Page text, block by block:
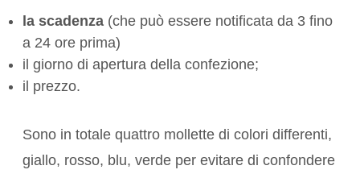
la scadenza (che può essere notificata da 3 fino
a 24 ore prima)
il giorno di apertura della confezione;
il prezzo.
Sono in totale quattro mollette di colori differenti,
giallo, rosso, blu, verde per evitare di confondere